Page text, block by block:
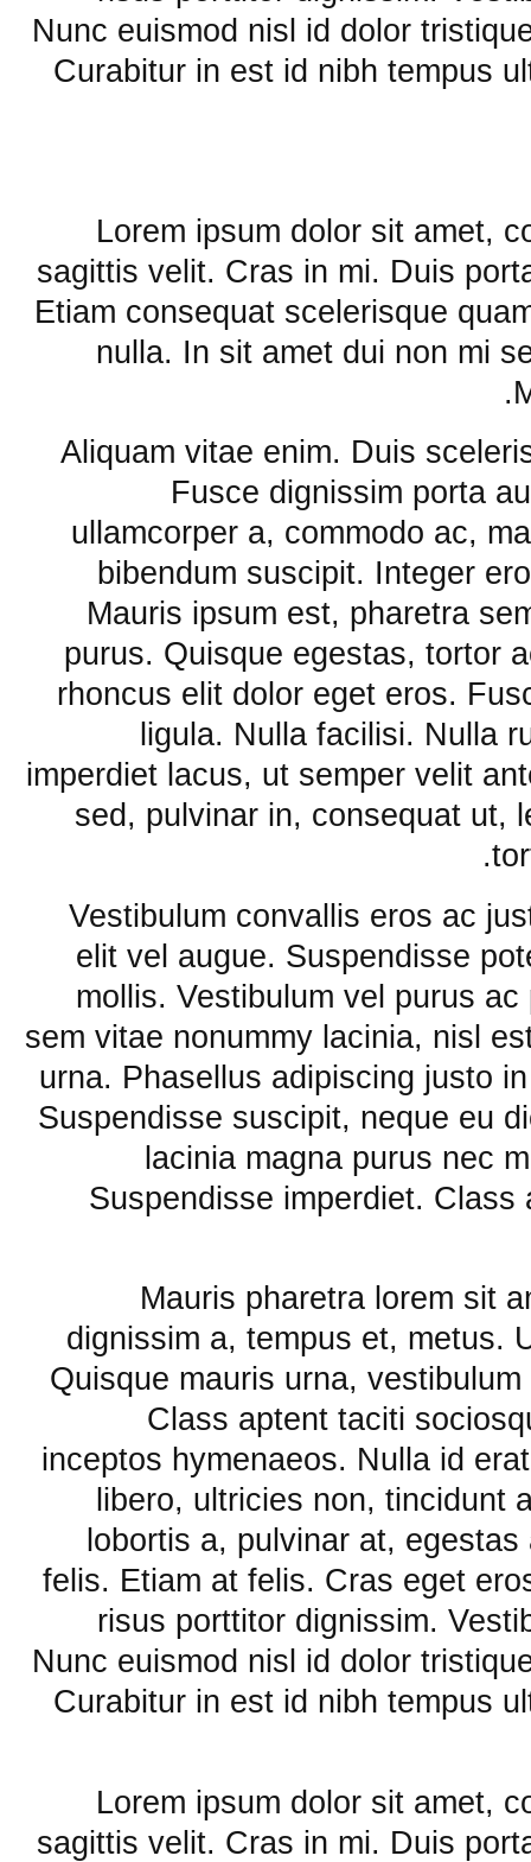
Nunc euismod nisl id dolor
Curabitur in est id nibh tempus
Lorem ipsum dolor sit amet,
sagittis velit. Cras in mi. Duis
Etiam consequat scelerisque
nulla. In sit amet dui non mi
Aliquam vitae enim. Duis
Fusce dignissim porta
ullamcorper a, commodo ac,
bibendum suscipit. Integer
Mauris ipsum est, pharetra
purus. Quisque egestas, tortor
rhoncus elit dolor eget eros.
ligula. Nulla facilisi. Nulla
imperdiet lacus, ut semper velit
sed, pulvinar in, consequat ut,
Vestibulum convallis eros ac
elit vel augue. Suspendisse
mollis. Vestibulum vel purus
sem vitae nonummy lacinia, nisl
urna. Phasellus adipiscing justo
Suspendisse suscipit, neque eu
lacinia magna purus nec
Suspendisse imperdiet.
Mauris pharetra lorem sit
dignissim a, tempus et, metus.
Quisque mauris urna,
Class aptent taciti
inceptos hymenaeos. Nulla id
libero, ultricies non, tincidunt
lobortis a, pulvinar at,
felis. Etiam at felis. Cras eget
risus porttitor dignissim.
Nunc euismod nisl id dolor
Curabitur in est id nibh tempus
Lorem ipsum dolor sit amet,
sagittis velit. Cras in mi. Duis